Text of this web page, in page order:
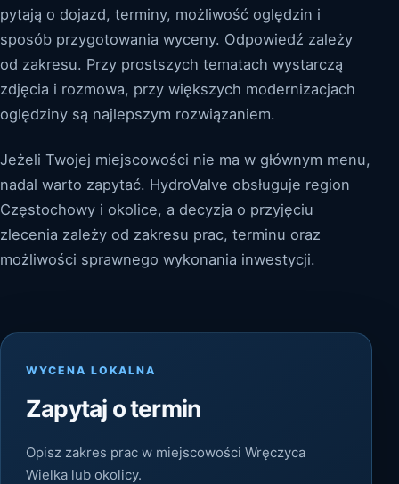
pytają o dojazd, terminy, możliwość oględzin i
sposób przygotowania wyceny. Odpowiedź zależy
od zakresu. Przy prostszych tematach wystarczą
zdjęcia i rozmowa, przy większych modernizacjach
oględziny są najlepszym rozwiązaniem.
Jeżeli Twojej miejscowości nie ma w głównym menu,
nadal warto zapytać. HydroValve obsługuje region
Częstochowy i okolice, a decyzja o przyjęciu
zlecenia zależy od zakresu prac, terminu oraz
możliwości sprawnego wykonania inwestycji.
WYCENA LOKALNA
Zapytaj o termin
Opisz zakres prac w miejscowości Wręczyca
Wielka lub okolicy.